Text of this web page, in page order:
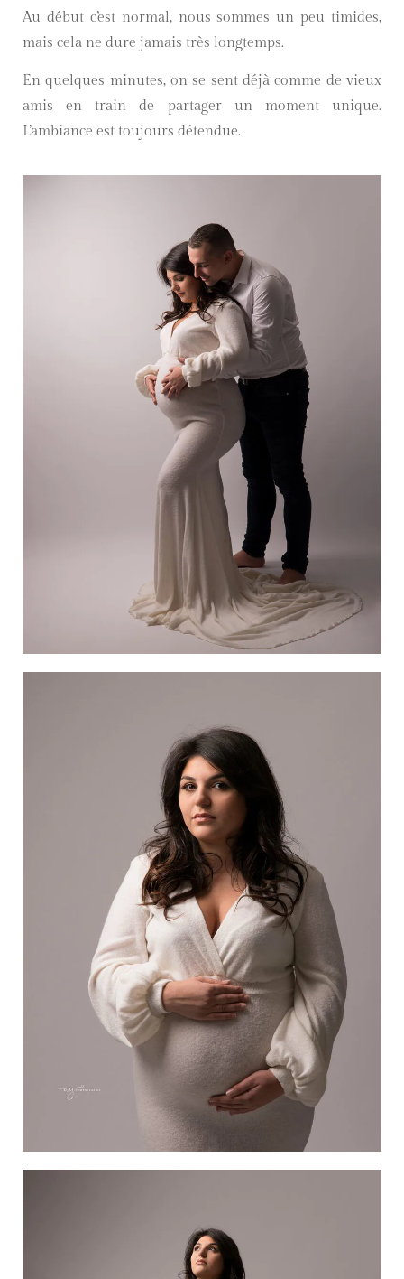
Au début c’est normal, nous sommes un peu timides,
mais cela ne dure jamais très longtemps.
En quelques minutes, on se sent déjà comme de vieux
amis en train de partager un moment unique.
L’ambiance est toujours détendue.